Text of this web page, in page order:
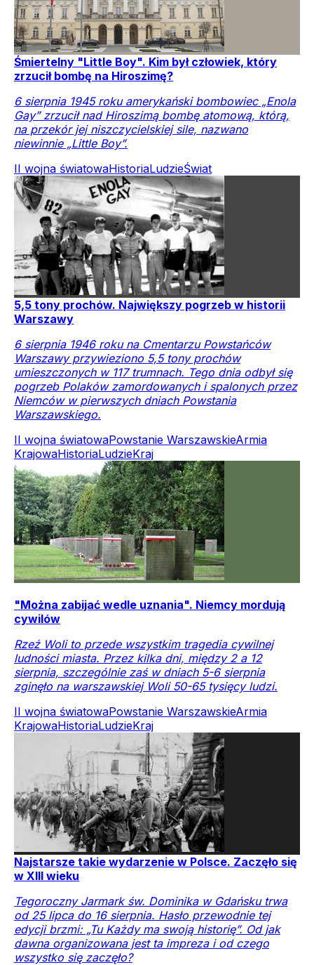
Śmiertelny "Little Boy". Kim był człowiek, który
zrzucił bombę na Hiroszimę?
6 sierpnia 1945 roku amerykański bombowiec „Enola
Gay” zrzucił nad Hiroszimą bombę atomową, którą,
na przekór jej niszczycielskiej sile, nazwano
niewinnie „Little Boy”.
II wojna światowaHistoriaLudzieŚwiat
5,5 tony prochów. Największy pogrzeb w historii
Warszawy
6 sierpnia 1946 roku na Cmentarzu Powstańców
Warszawy przywieziono 5,5 tony prochów
umieszczonych w 117 trumnach. Tego dnia odbył się
pogrzeb Polaków zamordowanych i spalonych przez
Niemców w pierwszych dniach Powstania
Warszawskiego.
II wojna światowaPowstanie WarszawskieArmia
KrajowaHistoriaLudzieKraj
"Można zabijać wedle uznania". Niemcy mordują
cywilów
Rzeź Woli to przede wszystkim tragedia cywilnej
ludności miasta. Przez kilka dni, między 2 a 12
sierpnia, szczególnie zaś w dniach 5-6 sierpnia
zginęło na warszawskiej Woli 50-65 tysięcy ludzi.
II wojna światowaPowstanie WarszawskieArmia
KrajowaHistoriaLudzieKraj
Najstarsze takie wydarzenie w Polsce. Zaczęło się
w XIII wieku
Tegoroczny Jarmark św. Dominika w Gdańsku trwa
od 25 lipca do 16 sierpnia. Hasło przewodnie tej
edycji brzmi: „Tu Każdy ma swoją historię”. Od jak
dawna organizowana jest ta impreza i od czego
wszystko się zaczęło?